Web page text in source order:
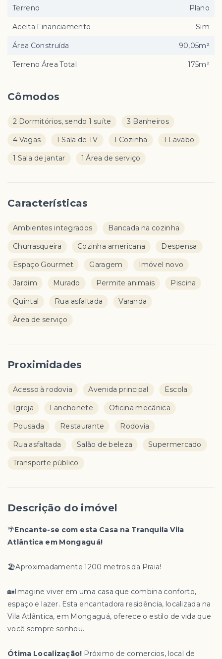
Cômodos
2 Dormitórios, sendo 1 suíte 3 Banheiros
4 Vagas 1 Sala de TV 1 Cozinha 1 Lavabo
1 Sala de jantar 1 Área de serviço
Características
Ambientes integrados Bancada na cozinha
Churrasqueira Cozinha americana Despensa
Espaço Gourmet Garagem Imóvel novo
Jardim Murado Permite animais Piscina
Quintal Rua asfaltada Varanda
Àrea de serviço
Proximidades
Acesso à rodovia Avenida principal Escola
Igreja Lanchonete Oficina mecânica
Pousada Restaurante Rodovia
Rua asfaltada Salão de beleza Supermercado
Transporte público
Descrição do imóvel
🌴Encante-se com esta Casa na Tranquila Vila
Atlântica em Mongaguá!
🏖️Aproximadamente 1200 metros da Praia!
🏡Imagine viver em uma casa que combina conforto,
espaço e lazer. Esta encantadora residência, localizada na
Vila Atlântica, em Mongaguá, oferece o estilo de vida que
você sempre sonhou.
Ótima Localização! Próximo de comercios, local de
Terreno Plano
Aceita Financiamento Sim
Área Construída 90,05m²
Terreno Área Total 175m²